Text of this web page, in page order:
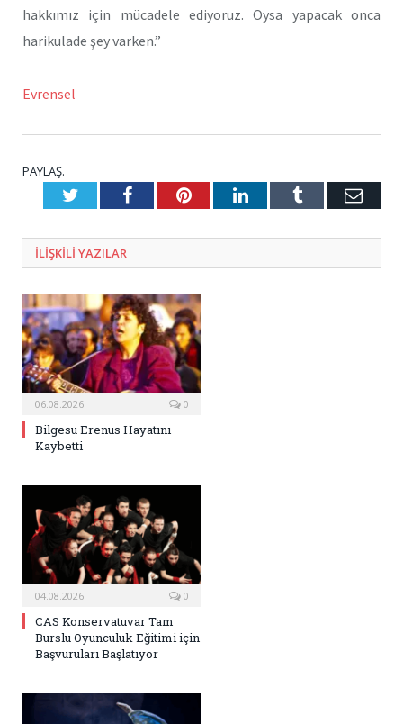
hakkımız için mücadele ediyoruz. Oysa yapacak onca
harikulade şey varken.”
Evrensel
PAYLAŞ.
TwitterFacebookPinterestLinkedInTumblr E-
ILIŞKILI YAZILAR
06.08.2026 0
Bilgesu Erenus Hayatını
Kaybetti
04.08.2026 0
CAS Konservatuvar Tam
Burslu Oyunculuk Eğitimi için
Başvuruları Başlatıyor